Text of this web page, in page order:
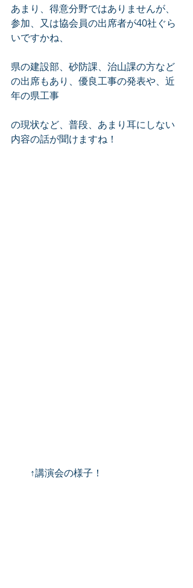
あまり、得意分野ではありませんが、
参加、又は協会員の出席者が40社ぐら
いですかね、
県の建設部、砂防課、治山課の方など
の出席もあり、優良工事の発表や、近
年の県工事
の現状など、普段、あまり耳にしない
内容の話が聞けますね！
↑講演会の様子！